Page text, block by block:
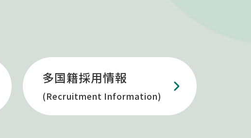
多国籍採用情報
(Recruitment Information)